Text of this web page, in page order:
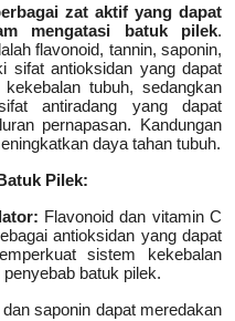
zat aktif yang dapat
mengatasi batuk pilek.
flavonoid, tannin, saponin,
sifat antioksidan yang dapat
tubuh, sedangkan
antiradang yang dapat
pernapasan. Kandungan
daya tahan tubuh.
Pilek:
Flavonoid dan vitamin C
antioksidan yang dapat
sistem kekebalan
batuk pilek.
saponin dapat meredakan